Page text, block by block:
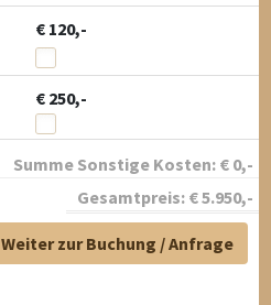
€ 120,-
€ 250,-
Summe Sonstige Kosten: € 0,-
Gesamtpreis: €5.950,-
Weiter zur Buchung / Anfrage